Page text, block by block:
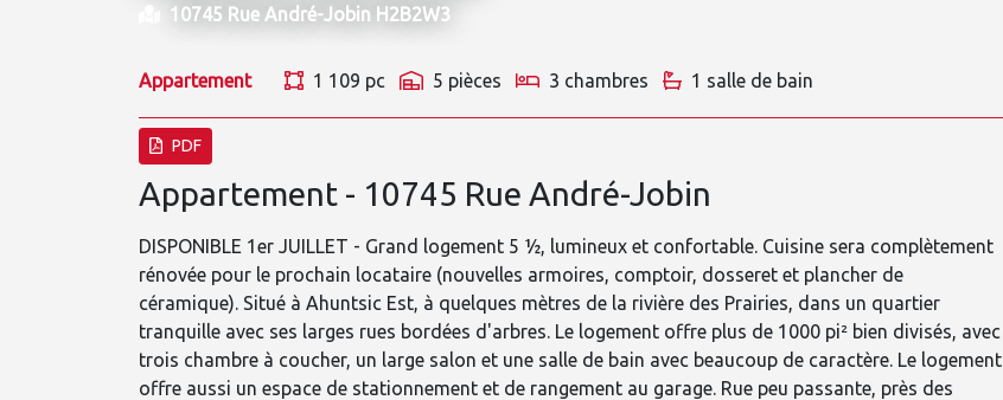
10745 Rue André-Jobin H2B2W3
Appartement 1 109 pc 5 pièces 3 chambres 1 salle de bain
PDF
Appartement - 10745 Rue André-Jobin
DISPONIBLE 1er JUILLET - Grand logement 5 ½, lumineux et confortable. Cuisine sera complètement
rénovée pour le prochain locataire (nouvelles armoires, comptoir, dosseret et plancher de
céramique). Situé à Ahuntsic Est, à quelques mètres de la rivière des Prairies, dans un quartier
tranquille avec ses larges rues bordées d'arbres. Le logement offre plus de 1000 pi² bien divisés, avec
trois chambre à coucher, un large salon et une salle de bain avec beaucoup de caractère. Le logement
offre aussi un espace de stationnement et de rangement au garage. Rue peu passante, près des